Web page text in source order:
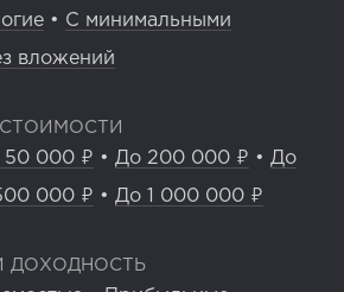
• С минимальными
вложений
50 000 ₽ • До 200 000 ₽ • До
000 ₽ • До 1 000 000 ₽
ДОХОДНОСТЬ